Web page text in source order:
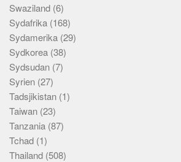
Swaziland (6)
Sydafrika (168)
Sydamerika (29)
Sydkorea (38)
Sydsudan (7)
Syrien (27)
Tadsjikistan (1)
Taiwan (23)
Tanzania (87)
Tchad (1)
Thailand (508)